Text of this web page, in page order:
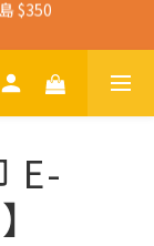
$4,500
$4,500
E-